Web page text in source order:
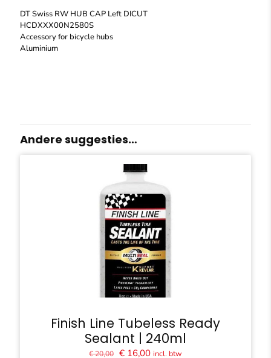
DT Swiss RW HUB CAP Left DICUT
HCDXXX00N2580S
Accessory for bicycle hubs
Aluminium
Andere suggesties…
Finish Line Tubeless Ready
Sealant | 240ml
€20,00 Oorspronkelijke
€ 16,00Huidige
incl. btw